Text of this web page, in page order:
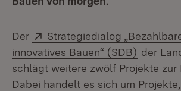
Der Extern:
Strategiedialog
innovatives Bauen“ (SDB) (Öffnet
der
schlägt weitere zwölf Projekte zur
Dabei handelt es sich um